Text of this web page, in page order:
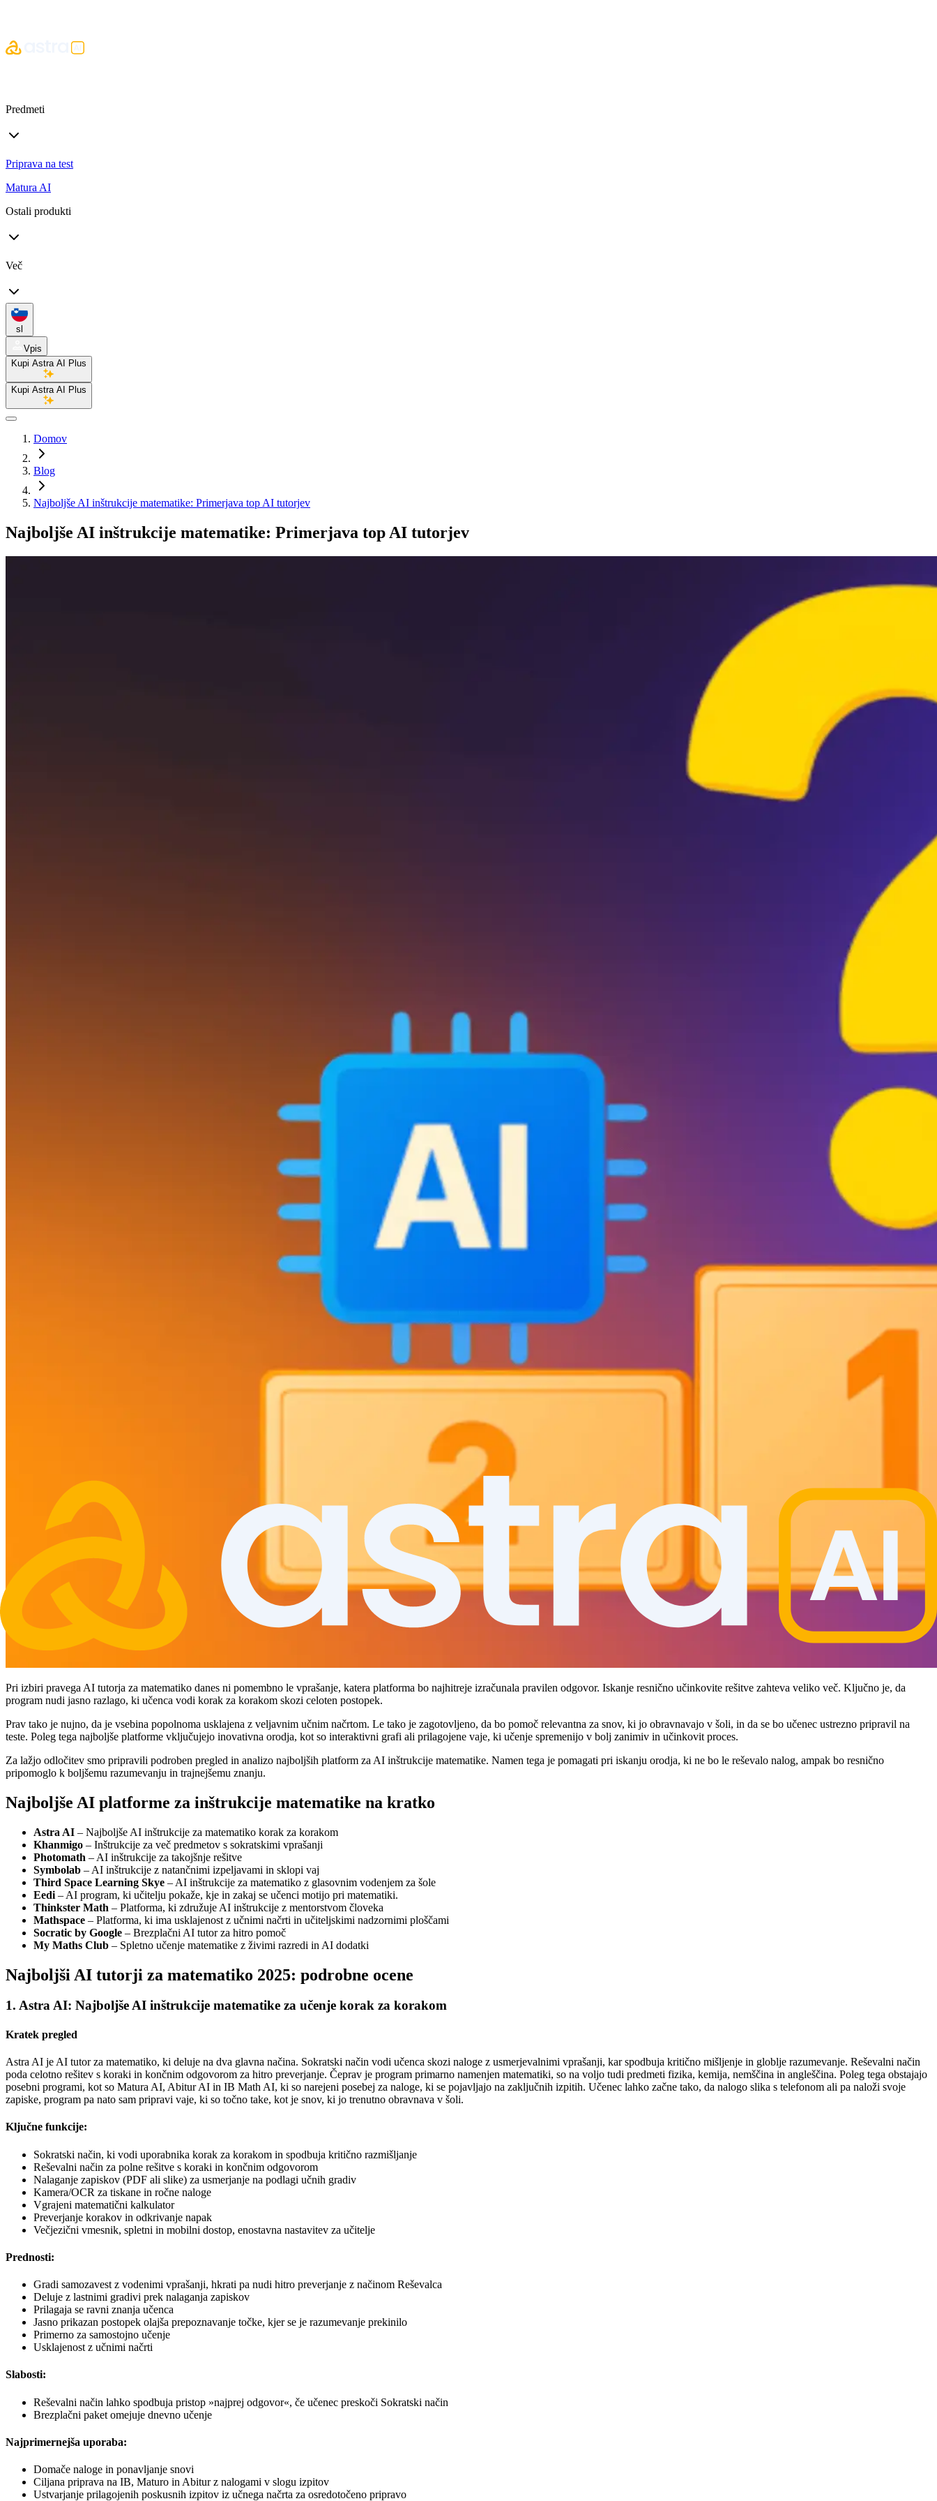
Predmeti
Priprava na test
Matura AI
Ostali produkti
Več
sl
Vpis
Kupi Astra AI Plus
Kupi Astra AI Plus
Domov
Blog
Najboljše AI inštrukcije matematike: Primerjava top AI tutorjev
Najboljše AI inštrukcije matematike: Primerjava top AI tutorjev
Pri izbiri pravega AI tutorja za matematiko danes ni pomembno le vprašanje, katera platforma bo najhitreje izračunala pravilen odgovor. Iskanje resnično učinkovite rešitve zahteva veliko več. Ključno je, da
program nudi jasno razlago, ki učenca vodi korak za korakom skozi celoten postopek.
Prav tako je nujno, da je vsebina popolnoma usklajena z veljavnim učnim načrtom. Le tako je zagotovljeno, da bo pomoč relevantna za snov, ki jo obravnavajo v šoli, in da se bo učenec ustrezno pripravil na
teste. Poleg tega najboljše platforme vključujejo inovativna orodja, kot so interaktivni grafi ali prilagojene vaje, ki učenje spremenijo v bolj zanimiv in učinkovit proces.
Za lažjo odločitev smo pripravili podroben pregled in analizo najboljših platform za AI inštrukcije matematike. Namen tega je pomagati pri iskanju orodja, ki ne bo le reševalo nalog, ampak bo resnično
pripomoglo k boljšemu razumevanju in trajnejšemu znanju.
Najboljše AI platforme za inštrukcije matematike na kratko
Astra AI – Najboljše AI inštrukcije za matematiko korak za korakom
Khanmigo – Inštrukcije za več predmetov s sokratskimi vprašanji
Photomath – AI inštrukcije za takojšnje rešitve
Symbolab – AI inštrukcije z natančnimi izpeljavami in sklopi vaj
Third Space Learning Skye – AI inštrukcije za matematiko z glasovnim vodenjem za šole
Eedi – AI program, ki učitelju pokaže, kje in zakaj se učenci motijo pri matematiki.
Thinkster Math – Platforma, ki združuje AI inštrukcije z mentorstvom človeka
Mathspace – Platforma, ki ima usklajenost z učnimi načrti in učiteljskimi nadzornimi ploščami
Socratic by Google – Brezplačni AI tutor za hitro pomoč
My Maths Club – Spletno učenje matematike z živimi razredi in AI dodatki
Najboljši AI tutorji za matematiko 2025: podrobne ocene
1. Astra AI: Najboljše AI inštrukcije matematike za učenje korak za korakom
Kratek pregled
Astra AI je AI tutor za matematiko, ki deluje na dva glavna načina. Sokratski način vodi učenca skozi naloge z usmerjevalnimi vprašanji, kar spodbuja kritično mišljenje in globlje razumevanje. Reševalni način
poda celotno rešitev s koraki in končnim odgovorom za hitro preverjanje. Čeprav je program primarno namenjen matematiki, so na voljo tudi predmeti fizika, kemija, nemščina in angleščina. Poleg tega obstajajo
posebni programi, kot so Matura AI, Abitur AI in IB Math AI, ki so narejeni posebej za naloge, ki se pojavljajo na zaključnih izpitih. Učenec lahko začne tako, da nalogo slika s telefonom ali pa naloži svoje
zapiske, program pa nato sam pripravi vaje, ki so točno take, kot je snov, ki jo trenutno obravnava v šoli.
Ključne funkcije:
Sokratski način, ki vodi uporabnika korak za korakom in spodbuja kritično razmišljanje
Reševalni način za polne rešitve s koraki in končnim odgovorom
Nalaganje zapiskov (PDF ali slike) za usmerjanje na podlagi učnih gradiv
Kamera/OCR za tiskane in ročne naloge
Vgrajeni matematični kalkulator
Preverjanje korakov in odkrivanje napak
Večjezični vmesnik, spletni in mobilni dostop, enostavna nastavitev za učitelje
Prednosti:
Gradi samozavest z vodenimi vprašanji, hkrati pa nudi hitro preverjanje z načinom Reševalca
Deluje z lastnimi gradivi prek nalaganja zapiskov
Prilagaja se ravni znanja učenca
Jasno prikazan postopek olajša prepoznavanje točke, kjer se je razumevanje prekinilo
Primerno za samostojno učenje
Usklajenost z učnimi načrti
Slabosti:
Reševalni način lahko spodbuja pristop »najprej odgovor«, če učenec preskoči Sokratski način
Brezplačni paket omejuje dnevno učenje
Najprimernejša uporaba:
Domače naloge in ponavljanje snovi
Ciljana priprava na IB, Maturo in Abitur z nalogami v slogu izpitov
Ustvarjanje prilagojenih poskusnih izpitov iz učnega načrta za osredotočeno pripravo